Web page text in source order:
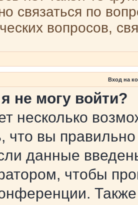
связаться по
вопросов,
Вход на
не могу войти?
несколько
что вы
данные
чтобы